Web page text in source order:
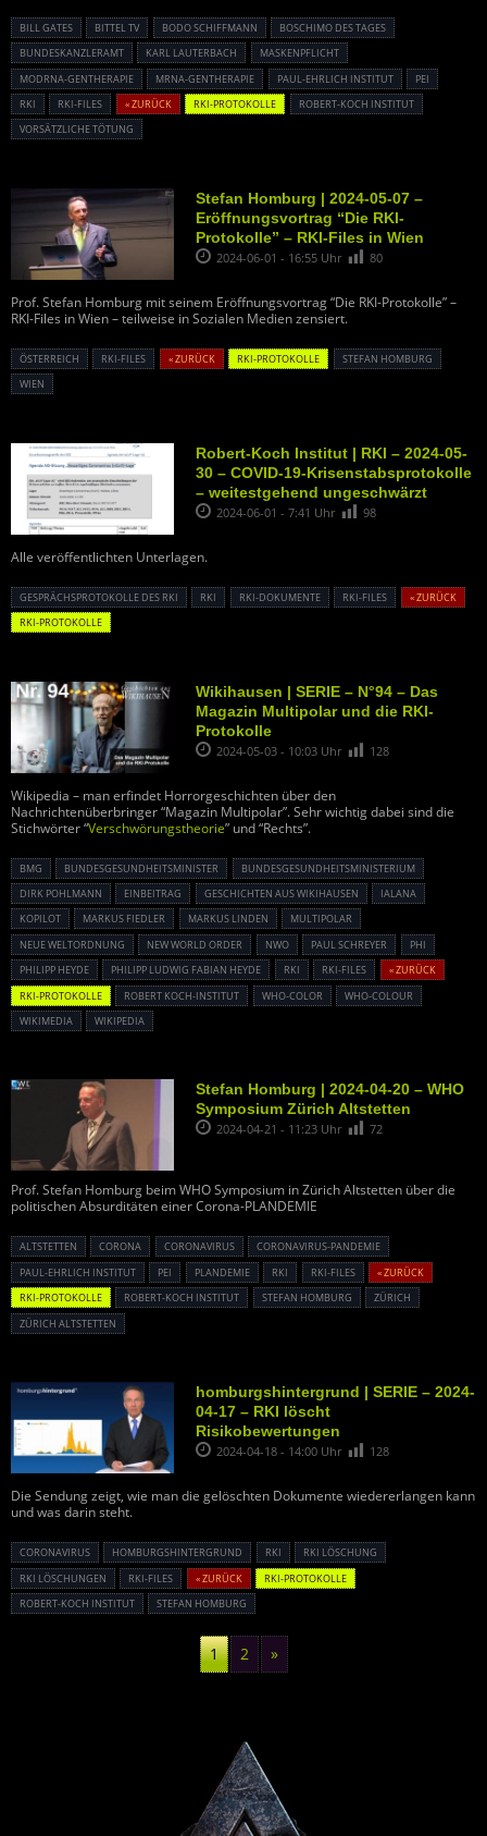
BILL GATES BITTEL TV BODO SCHIFFMANN
BOSCHIMO DES TAGES
BUNDESKANZLERAMT
KARL LAUTERBACH
MASKENPFLICHT
MODRNA-GENTHERAPIE
MRNA-GENTHERAPIE PAUL-EHRLICH INSTITUT
PEI
RKI
RKI-FILES « ZURÜCK RKI-PROTOKOLLE
ROBERT-KOCH INSTITUT
VORSÄTZLICHE TÖTUNG
Stefan Homburg | 2024-05-07 –
Eröffnungsvortrag “Die RKI-
Protokolle” – RKI-Files in Wien
2024-06-01 - 16:55 Uhr 80
Prof. Stefan Homburg mit seinem Eröffnungsvortrag “Die RKI-Protokolle” –
RKI-Files in Wien – teilweise in Sozialen Medien zensiert.
ÖSTERREICH RKI-FILES « ZURÜCK RKI-PROTOKOLLE
STEFAN HOMBURG
WIEN
Robert-Koch Institut | RKI – 2024-05-
30 – COVID-19-Krisenstabsprotokolle
– weitestgehend ungeschwärzt
2024-06-01 - 7:41 Uhr 98
Alle veröffentlichten Unterlagen.
GESPRÄCHSPROTOKOLLE DES RKI RKI RKI-DOKUMENTE RKI-FILES
« ZURÜCK
RKI-PROTOKOLLE
Wikihausen | SERIE – N°94 – Das
Magazin Multipolar und die RKI-
Protokolle
2024-05-03 - 10:03 Uhr 128
Wikipedia – man erfindet Horrorgeschichten über den
Nachrichtenüberbringer “Magazin Multipolar”. Sehr wichtig dabei sind die
Stichwörter “Verschwörungstheorie” und “Rechts”.
BMG BUNDESGESUNDHEITSMINISTER
BUNDESGESUNDHEITSMINISTERIUM
DIRK POHLMANN
EINBEITRAG GESCHICHTEN AUS WIKIHAUSEN
IALANA
KOPILOT
MARKUS FIEDLER MARKUS LINDEN
MULTIPOLAR
NEUE WELTORDNUNG
NEW WORLD ORDER NWO PAUL SCHREYER
PHI
PHILIPP HEYDE
PHILIPP LUDWIG FABIAN HEYDE RKI RKI-FILES
« ZURÜCK
RKI-PROTOKOLLE
ROBERT KOCH-INSTITUT WHO-COLOR
WHO-COLOUR
WIKIMEDIA
WIKIPEDIA
Stefan Homburg | 2024-04-20 – WHO
Symposium Zürich Altstetten
2024-04-21 - 11:23 Uhr 72
Prof. Stefan Homburg beim WHO Symposium in Zürich Altstetten über die
politischen Absurditäten einer Corona-PLANDEMIE
ALTSTETTEN CORONA CORONAVIRUS
CORONAVIRUS-PANDEMIE
PAUL-EHRLICH INSTITUT
PEI PLANDEMIE RKI RKI-FILES
« ZURÜCK
RKI-PROTOKOLLE
ROBERT-KOCH INSTITUT STEFAN HOMBURG
ZÜRICH
ZÜRICH ALTSTETTEN
homburgshintergrund | SERIE – 2024-
04-17 – RKI löscht
Risikobewertungen
2024-04-18 - 14:00 Uhr 128
Die Sendung zeigt, wie man die gelöschten Dokumente wiedererlangen kann
und was darin steht.
CORONAVIRUS HOMBURGSHINTERGRUND RKI
RKI LÖSCHUNG
RKI LÖSCHUNGEN
RKI-FILES « ZURÜCK
RKI-PROTOKOLLE
ROBERT-KOCH INSTITUT
STEFAN HOMBURG
1 2 »